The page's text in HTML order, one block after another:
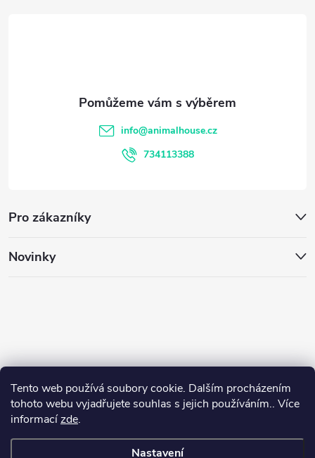
Tento web používá soubory cookie. Dalším procházením
tohoto webu vyjadřujete souhlas s jejich používáním.. Více
informacízde.
Nastavení
Pro zákazníky
Novinky
info@animalhouse.cz
734113388